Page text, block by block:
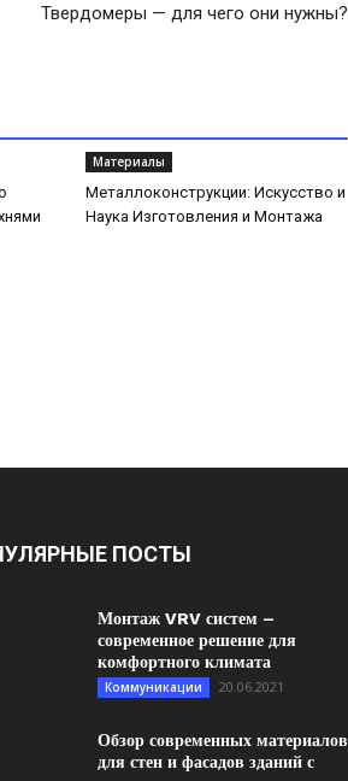
Твердомеры — для чего они нужны?
Материалы
Металлоконструкции: Искусство и
Наука Изготовления и Монтажа
ПОСТЫ
Монтаж VRV систем –
современное решение для
комфортного климата
Коммуникации 20.06.2021
Обзор современных материалов
для стен и фасадов зданий с